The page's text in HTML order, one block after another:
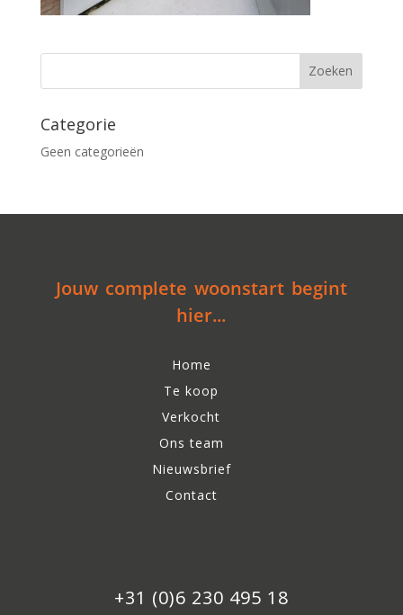
Categorie
Geen categorieën
Jouw complete woonstart begint
hier...
Home
Te koop
Verkocht
Ons team
Nieuwsbrief
Contact
+31 (0)6 230 495 18